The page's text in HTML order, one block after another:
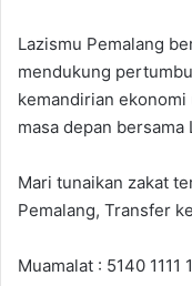
Lazismu Pemalang
mendukung
kemandirian ekonomi
masa depan bersama
Mari tunaikan zakat
Pemalang, Transfer
Muamalat : 5140